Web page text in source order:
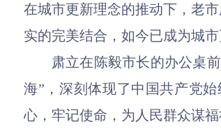
在城市更新理念的推动下，老
实的完美结合 ， 如今已成为城市
肃立在陈毅市长的办公桌
海” ， 深刻体现了中国共产党
心，牢记使命，为人民群众谋福